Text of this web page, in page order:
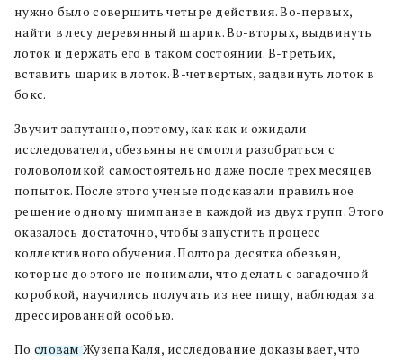
нужно было совершить четыре действия. Во-первых,
найти в лесу деревянный шарик. Во-вторых, выдвинуть
лоток и держать его в таком состоянии. В-третьих,
вставить шарик в лоток. В-четвертых, задвинуть лоток в
бокс.
Звучит запутанно, поэтому, как как и ожидали
исследователи, обезьяны не смогли разобраться с
головоломкой самостоятельно даже после трех месяцев
попыток. После этого ученые подсказали правильное
решение одному шимпанзе в каждой из двух групп. Этого
оказалось достаточно, чтобы запустить процесс
коллективного обучения. Полтора десятка обезьян,
которые до этого не понимали, что делать с загадочной
коробкой, научились получать из нее пищу, наблюдая за
дрессированной особью.
По словамЖузепа Каля, исследование доказывает, что